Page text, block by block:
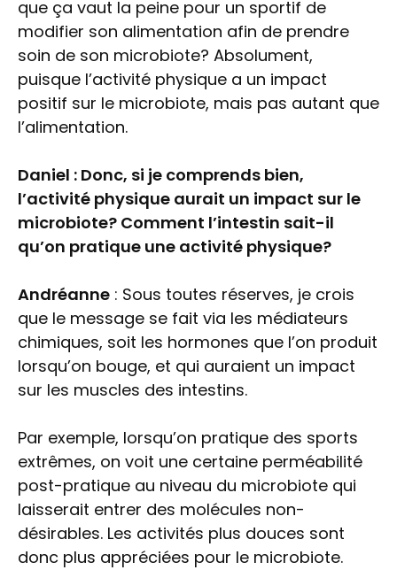
que ça vaut la peine pour un sportif de
modifier son alimentation afin de prendre
soin de son microbiote? Absolument,
puisque l’activité physique a un impact
positif sur le microbiote, mais pas autant que
l’alimentation.
Daniel : Donc, si je comprends bien,
l’activité physique aurait un impact sur le
microbiote? Comment l’intestin sait-il
qu’on pratique une activité physique?
Andréanne : Sous toutes réserves, je crois
que le message se fait via les médiateurs
chimiques, soit les hormones que l’on produit
lorsqu’on bouge, et qui auraient un impact
sur les muscles des intestins.
Par exemple, lorsqu’on pratique des sports
extrêmes, on voit une certaine perméabilité
post-pratique au niveau du microbiote qui
laisserait entrer des molécules non-
désirables. Les activités plus douces sont
donc plus appréciées pour le microbiote.